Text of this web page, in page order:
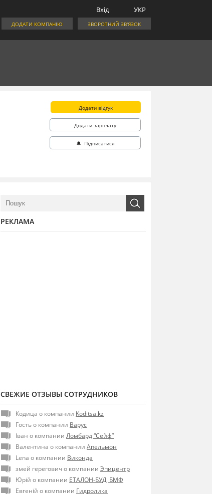
УКР
Вхід
ЗВОРОТНИЙ ЗВ'ЯЗОК
ДОДАТИ КОМПАНІЮ
Додати відгук
Додати зарплату
🔔 Підписатися
РЕКЛАМА
СВЕЖИЕ ОТЗЫВЫ СОТРУДНИКОВ
Кодица о компании Koditsa.kz
Гость о компании Варус
Іван о компании Ломбард “Сейф”
Валентина о компании Апельмон
Lena о компании Виконда
змей герегович о компании Эпицентр
Юрій о компании ЕТАЛОН-БУД, БМФ
Евгеній о компании Гидролика